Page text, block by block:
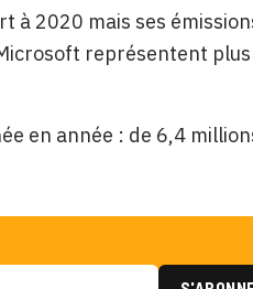
à 2020 mais ses
représentent
en année : de 6,4